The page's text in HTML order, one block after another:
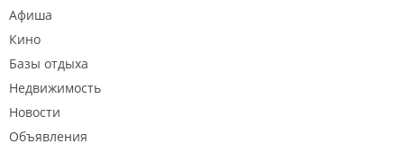
Афиша
Кино
Базы отдыха
Недвижимость
Новости
Объявления